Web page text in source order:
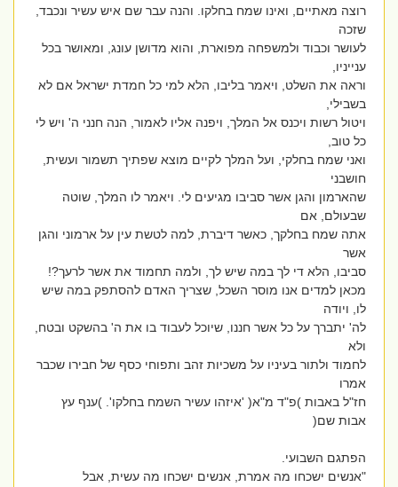
רוצה מאתיים, ואינו שמח בחלקו. והנה עבר שם איש עשיר ונכבד,
שזכה
לעושר וכבוד ולמשפחה מפוארת, והוא מדושן עונג, ומאושר בכל
ענייניו,
וראה את השלט, ויאמר בליבו, הלא למי כל חמדת ישראל אם לא
בשבילי,
ויטול רשות ויכנס אל המלך, ויפנה אליו לאמור, הנה חנני ה' ויש לי
כל טוב,
ואני שמח בחלקי, ועל המלך לקיים מוצא שפתיך תשמור ועשית,
חושבני
שהארמון והגן אשר סביבו מגיעים לי. ויאמר לו המלך, שוטה
שבעולם, אם
אתה שמח בחלקך, כאשר דיברת, למה לטשת עין על ארמוני והגן
אשר
סביבו, הלא די לך במה שיש לך, ולמה תחמוד את אשר לרעך?!
מכאן למדים אנו מוסר השכל, שצריך האדם להסתפק במה שיש
לו, ויודה
לה' יתברך על כל אשר חננו, שיוכל לעבוד בו את ה' בהשקט ובטח,
ולא
לחמוד ולתור בעיניו על משכיות זהב ותפוחי כסף של חבירו שכבר
אמרו
חז"ל באבות )פ"ד מ"א( 'איזהו עשיר השמח בחלקו'. )ענף עץ
אבות שם(
הפתגם השבועי.
"אנשים ישכחו מה אמרת, אנשים ישכחו מה עשית, אבל